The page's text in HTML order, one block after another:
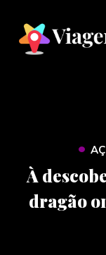
•
À
dragão